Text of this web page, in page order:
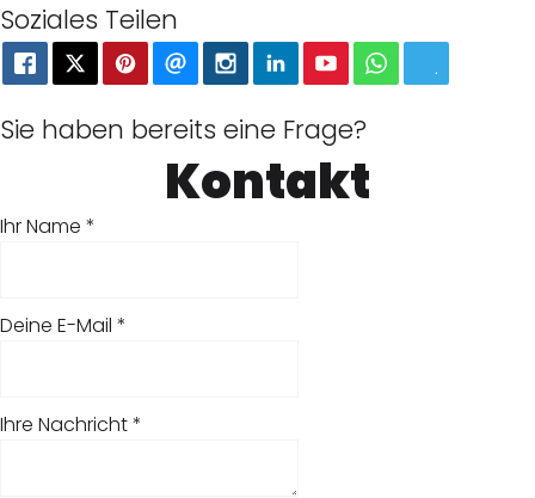
Soziales Teilen
Sie haben bereits eine Frage?
Kontakt
Ihr Name *
Deine E-Mail *
Ihre Nachricht*
r